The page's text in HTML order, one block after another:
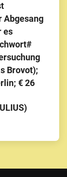
Abgesang
es
Brovot);
€ 26